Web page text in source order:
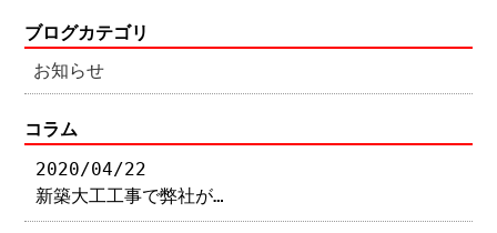
ブログカテゴリ
お知らせ
コラム
2020/04/22
新築大工工事で弊社が…